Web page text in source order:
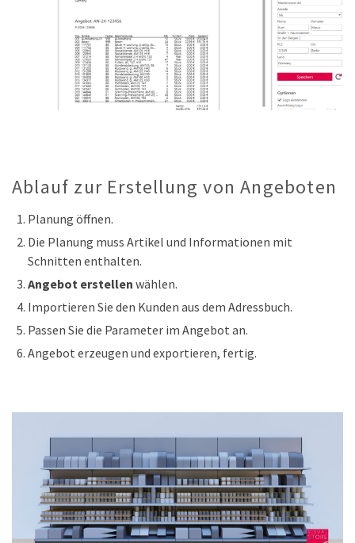
Ablauf zur Erstellung von Angeboten
Planung öffnen.
Die Planung muss Artikel und Informationen mit
Schnitten enthalten.
Angebot erstellen wählen.
Importieren Sie den Kunden aus dem Adressbuch.
Passen Sie die Parameter im Angebot an.
Angebot erzeugen und exportieren, fertig.